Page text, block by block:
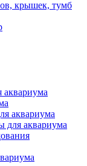
крышек, тумб
аквариума
аквариума
для аквариума